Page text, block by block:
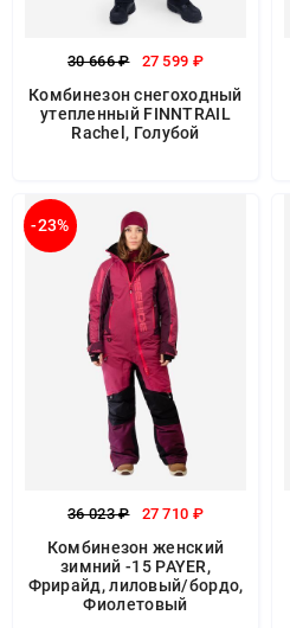
30 666 ₽ 27 599 ₽
Комбинезон снегоходный
утепленный FINNTRAIL
Rachel, Голубой
-23%
36 023 ₽ 27 710 ₽
Комбинезон женский
зимний -15 PAYER,
Фрирайд, лиловый/бордо,
Фиолетовый